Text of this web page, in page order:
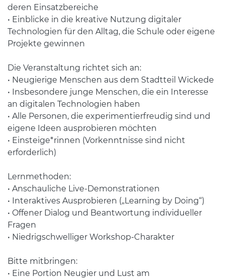
deren Einsatzbereiche
• Einblicke in die kreative Nutzung digitaler
Technologien für den Alltag, die Schule oder eigene
Projekte gewinnen
Die Veranstaltung richtet sich an:
• Neugierige Menschen aus dem Stadtteil Wickede
• Insbesondere junge Menschen, die ein Interesse
an digitalen Technologien haben
• Alle Personen, die experimentierfreudig sind und
eigene Ideen ausprobieren möchten
• Einsteige*rinnen (Vorkenntnisse sind nicht
erforderlich)
Lernmethoden:
• Anschauliche Live-Demonstrationen
• Interaktives Ausprobieren („Learning by Doing“)
• Offener Dialog und Beantwortung individueller
Fragen
• Niedrigschwelliger Workshop-Charakter
Bitte mitbringen:
• Eine Portion Neugier und Lust am